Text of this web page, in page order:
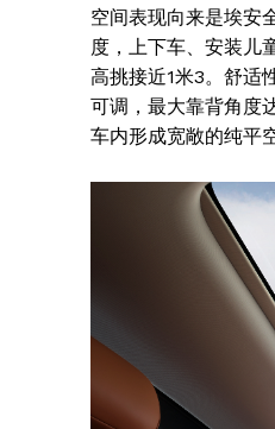
空间表现向来是埃安
度，上下车、安装儿
高挑接近1米3。舒适
可调，最大靠背角度
车内形成宽敞的纯平